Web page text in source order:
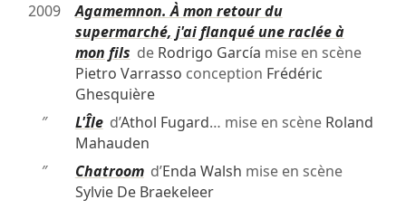
2009
Agamemnon. À mon retour du
supermarché, j'ai flanqué une raclée à
mon fils de Rodrigo García mise en scène
Pietro Varrasso conception Frédéric
Ghesquière
″
L'Îled’Athol Fugard… mise en scène Roland
Mahauden
″
Chatroomd’Enda Walsh mise en scène
Sylvie De Braekeleer